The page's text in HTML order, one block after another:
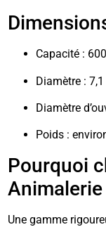
Capacité :
Diamètre :
Diamètre
Poids :
Pourquoi
Une gamme